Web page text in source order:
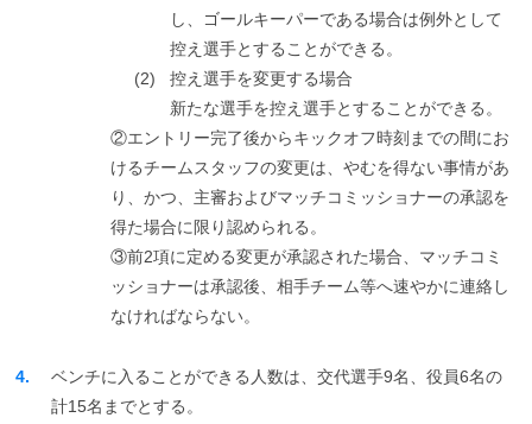
し、ゴールキーパーである場合は例外として
控え選手とすることができる。
(2)
控え選手を変更する場合
新たな選手を控え選手とすることができる。
②エントリー完了後からキックオフ時刻までの間にお
けるチームスタッフの変更は、やむを得ない事情があ
り、かつ、主審およびマッチコミッショナーの承認を
得た場合に限り認められる。
③前2項に定める変更が承認された場合、マッチコミ
ッショナーは承認後、相手チーム等へ速やかに連絡し
なければならない。
4.
ベンチに入ることができる人数は、交代選手9名、役員6名の
計15名までとする。